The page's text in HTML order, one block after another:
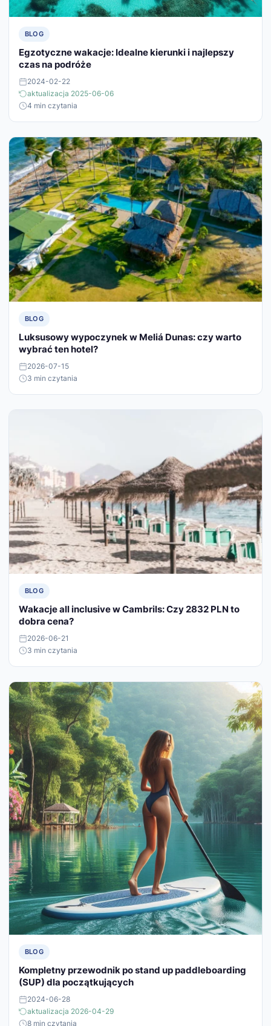
BLOG
Egzotyczne wakacje: Idealne kierunki i najlepszy
czas na podróże
2024-02-22
aktualizacja 2025-06-06
4 min czytania
BLOG
Luksusowy wypoczynek w Meliá Dunas: czy warto
wybrać ten hotel?
2026-07-15
3 min czytania
BLOG
Wakacje all inclusive w Cambrils: Czy 2832 PLN to
dobra cena?
2026-06-21
3 min czytania
BLOG
Kompletny przewodnik po stand up paddleboarding
(SUP) dla początkujących
2024-06-28
aktualizacja 2026-04-29
8 min czytania